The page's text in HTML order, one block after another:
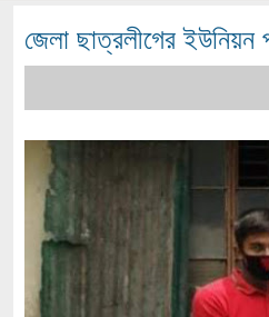
জেলা ছাত্রলীগের ইউনিয়ন